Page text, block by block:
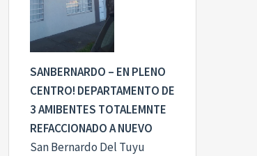
SANBERNARDO – EN PLENO
CENTRO! DEPARTAMENTO DE
3 AMIBENTES TOTALEMNTE
REFACCIONADO A NUEVO
San Bernardo Del Tuyu